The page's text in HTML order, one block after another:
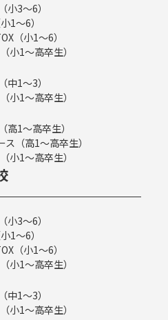
小3～6）
1～6）
（小1～6）
小1～高卒生）
中1～3）
小1～高卒生）
高1～高卒生）
（高1～高卒生）
小1～高卒生）
小3～6）
1～6）
（小1～6）
小1～高卒生）
中1～3）
小1～高卒生）